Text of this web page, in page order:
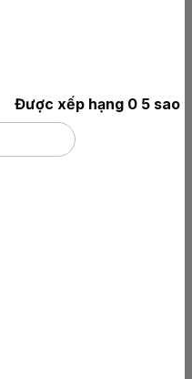
Được xếp hạng 0 5 sao